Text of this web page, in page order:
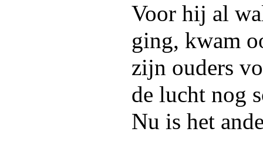
Voor hij al
ging, kwam
zijn ouders
de lucht nog
Nu is het